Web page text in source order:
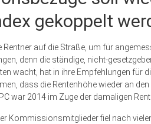
gekoppelt
auf die Stra­ße, um für
denn die ständige, nicht-
wacht, hat in ihre Empfehlungen für
dass die Rentenhöhe wieder an den
war 2014 im Zuge der damaligen
Kommissionsmitglieder fiel nach